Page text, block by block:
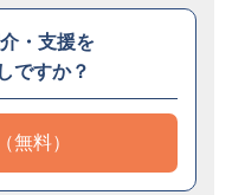
・支援を
ですか？
無料）